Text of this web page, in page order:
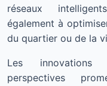
réseaux
également à
du quartier ou de la
Les innovations
perspectives